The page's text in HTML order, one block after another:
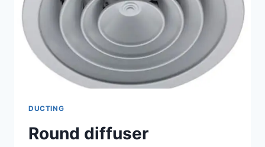
DUCTING
Round diffuser